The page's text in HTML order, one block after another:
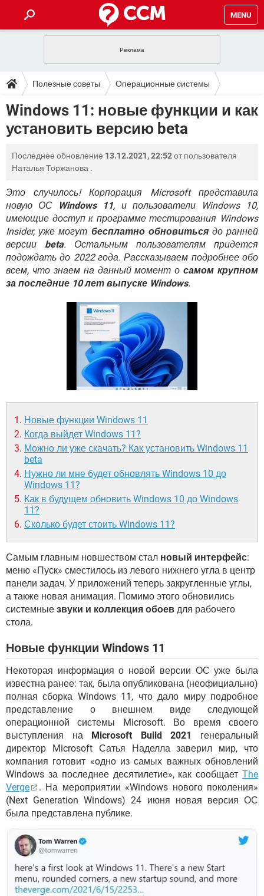
MENU
INSTAGRAM FACEBOOK
ИГРЫ WINDOWS 10
ВКОНТАКТЕ ВИДЕО
ПОЛЕЗНЫЕ СОВЕТЫ
TIKTOK
WHATSAPP INSTAGRAM
WINDOWS 10 ВКОНТАКТЕ
YANDEX
ЗАГРУЗКИ
TIKTOK TELEGRAM
FACEBOOK
ВКОНТАКТЕ
ВИДЕО GOOGLE
YANDEX
ФОРУМ
TIKTOK TELEGRAM
FACEBOOK ИГРЫ
WINDOWS 10 ВКОНТАКТЕ
ВИДЕО
YANDEX
ЭНЦИКЛОПЕДИЯ
TELEGRAM
WHATSAPP INSTAGRAM
FACEBOOK ИГРЫ
WINDOWS 10 ВКОНТАКТЕ
ВИДЕО GOOGLE
YANDEX
Полезные советы Операционные системы
Windows
Windows 11: новые функции и как
установить версию beta
Последнее обновление 13.12.2021, 22:52от пользователя
Наталья Торжанова .
Это случилось! Корпорация Microsoft представила
новую ОС Windows 11, и пользователи Windows 10,
имеющие доступ к программе тестирования Windows
Insider, уже могут бесплатно обновитьсядо ранней
версии beta. Остальным пользователям придется
подождать до 2022 года. Рассказываем подробнее обо
всем, что знаем на данный момент осамом крупном
за последние 10 лет выпуске Windows.
Новые функции Windows 11
Когда выйдет Windows 11?
Можно ли уже скачать? Как установить Windows 11
beta
Нужно ли мне будет обновлять Windows 10 до
Windows 11?
Как в будущем обновить Windows 10 до Windows
11?
Сколько будет стоить Windows 11?
Самым главным новшеством стал новый интерфейс:
меню «Пуск» сместилось из левого нижнего угла в центр
панели задач. У приложений теперь закругленные углы,
а также новая анимация. Помимо этого обновились
системные звуки и коллекция обоев для рабочего
стола.
Новые функции Windows 11
Некоторая информация о новой версии ОС уже была
известна ранее: так, была опубликована (неофициально)
полная сборка Windows 11, что дало миру подробное
представление о внешнем виде следующей
операционной системы Microsoft. Во время своего
выступления на Microsoft Build 2021
генеральный
директор Microsoft Сатья Наделла заверил мир, что
компания готовит «одно из самых важных обновлений
Windows за последнее десятилетие», как сообщает The
Verge
. На мероприятии «Windows нового поколения»
(Next Generation Windows) 24 июня новая версия ОС
была представлена публике.